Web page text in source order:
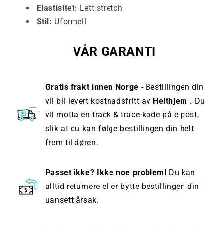
Elastisitet: Lett stretch
Stil: Uformell
VÅR GARANTI
Gratis frakt innen Norge - Bestillingen din
vil bli levert kostnadsfritt av Helthjem . Du
vil motta en track & trace-kode på e-post,
slik at du kan følge bestillingen din helt
frem til døren.
Passet ikke? Ikke noe problem! Du kan
alltid returnere eller bytte bestillingen din
uansett årsak.